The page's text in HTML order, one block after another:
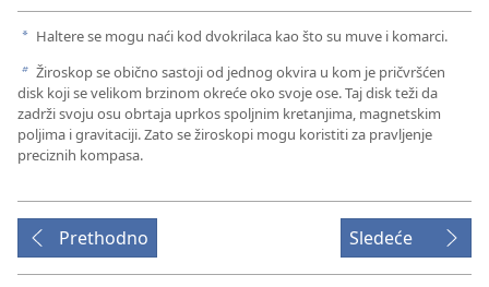
a Haltere se mogu naći kod dvokrilaca kao što su muve i komarci.
b Žiroskop se obično sastoji od jednog okvira u kom je pričvršćen
disk koji se velikom brzinom okreće oko svoje ose. Taj disk teži da
zadrži svoju osu obrtaja uprkos spoljnim kretanjima, magnetskim
poljima i gravitaciji. Zato se žiroskopi mogu koristiti za pravljenje
preciznih kompasa.
Prethodno Sledeće